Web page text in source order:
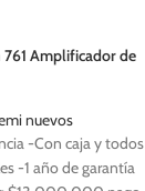
Amplificador de
nuevos
-Con caja y todos
-1 año de garantía